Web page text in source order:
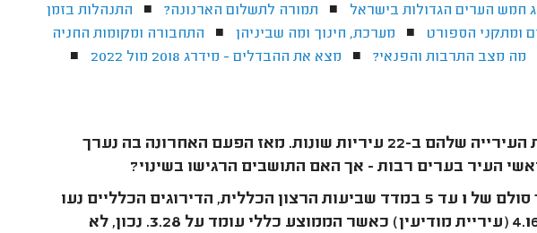
חמש הערים הגדולות בישראל ■ תמורה לתשלום הארנונה? ■ התנהלות בזמן
ומתקני הספורט ■ מערכת, חינוך ומה שביניהן ■ התחבורה ומקומות החניה
מה מצב התרבות והפנאי? ■ מצא את ההבדלים - מידרג 2018 מול 2022 ■
5,963 לקוחות מידרג דירגו גם בשנת 2022 את העירייה שלהם ב-22 עיריות שונות. מאז הפעם האחרונה בה נערך
הטווח שהתקבל במידרג היה רחב מאוד, מתוך סולם של 1 עד 5 במדד שביעות הרצון הכללית, הדירוגים הכלליים נעו
בין ממוצע של בין 2.23 (עיריית חיפה) עד ל- 4.16 (עיריית מודיעין) כאשר הממוצע כללי עומד על 3.28. נכון, לא